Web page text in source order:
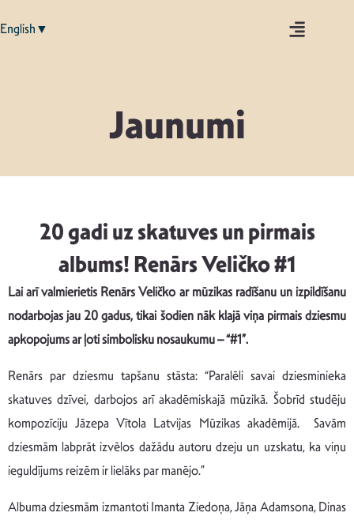
English▼
Jaunumi
20 gadi uz skatuves un pirmais
albums! Renārs Veličko #1
Lai arī valmierietis Renārs Veličko ar mūzikas radīšanu un izpildīšanu
nodarbojas jau 20 gadus, tikai šodien nāk klajā viņa pirmais dziesmu
apkopojums ar ļoti simbolisku nosaukumu – “#1”.
Renārs par dziesmu tapšanu stāsta: “Paralēli savai dziesminieka
skatuves dzīvei, darbojos arī akadēmiskajā mūzikā. Šobrīd studēju
kompozīciju Jāzepa Vītola Latvijas Mūzikas akadēmijā. Savām
dziesmām labprāt izvēlos dažādu autoru dzeju un uzskatu, ka viņu
ieguldījums reizēm ir lielāks par manējo.”
Albuma dziesmām izmantoti Imanta Ziedoņa, Jāņa Adamsona, Dinas